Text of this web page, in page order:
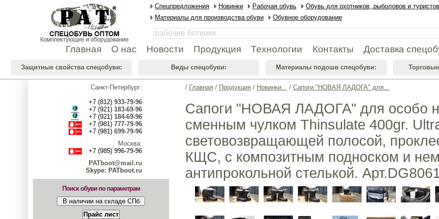
Санкт-Петербург:
+7 (812)933-79-96
+7 (921)183-69-96
+7 (921)184-69-96
+7 (981)777-79-96
+7 (981)699-79-96
Москва:
+7 (985)996-79-96
PATboot@mail.ru
Skype: PATboot.ru
Поиск обуви по параметрам
/ Главная/ Продукция/ Новинки... / Сапоги "НОВАЯ ЛАДОГА" для...
Сапоги "НОВАЯ ЛАДОГА" для особо
сменным чулком Thinsulate 400gr.
световозвращающей полосой,
КЩС, с композитным подноском и
антипрокольной стелькой.
Спецпредложения Новинки Рабочая обувь
Обувь для охотников, рыболовов и туристов
Материалы для производства обуви
Обувное оборудование
Главная О нас Новости Продукция Технологии Контакты Доставка
Защитные свойства спецобуви: Виды спецобуви: Материалы подошв спецобуви: